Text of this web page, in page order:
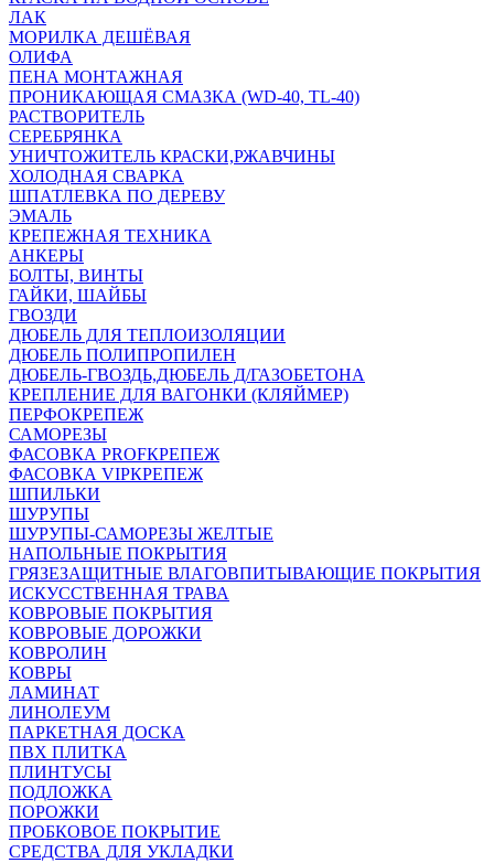
ЛАК
МОРИЛКА ДЕШЁВАЯ
ОЛИФА
ПЕНА МОНТАЖНАЯ
ПРОНИКАЮЩАЯ СМАЗКА (WD-40, TL-40)
РАСТВОРИТЕЛЬ
СЕРЕБРЯНКА
УНИЧТОЖИТЕЛЬ КРАСКИ,РЖАВЧИНЫ
ХОЛОДНАЯ СВАРКА
ШПАТЛЕВКА ПО ДЕРЕВУ
ЭМАЛЬ
КРЕПЕЖНАЯ ТЕХНИКА
АНКЕРЫ
БОЛТЫ, ВИНТЫ
ГАЙКИ, ШАЙБЫ
ГВОЗДИ
ДЮБЕЛЬ ДЛЯ ТЕПЛОИЗОЛЯЦИИ
ДЮБЕЛЬ ПОЛИПРОПИЛЕН
ДЮБЕЛЬ-ГВОЗДЬ,ДЮБЕЛЬ Д/ГАЗОБЕТОНА
КРЕПЛЕНИЕ ДЛЯ ВАГОНКИ (КЛЯЙМЕР)
ПЕРФОКРЕПЕЖ
САМОРЕЗЫ
ФАСОВКА PROFКРЕПЕЖ
ФАСОВКА VIPКРЕПЕЖ
ШПИЛЬКИ
ШУРУПЫ
ШУРУПЫ-САМОРЕЗЫ ЖЕЛТЫЕ
НАПОЛЬНЫЕ ПОКРЫТИЯ
ГРЯЗЕЗАЩИТНЫЕ ВЛАГОВПИТЫВАЮЩИЕ ПОКРЫТИЯ
ИСКУССТВЕННАЯ ТРАВА
КОВРОВЫЕ ПОКРЫТИЯ
КОВРОВЫЕ ДОРОЖКИ
КОВРОЛИН
КОВРЫ
ЛАМИНАТ
ЛИНОЛЕУМ
ПАРКЕТНАЯ ДОСКА
ПВХ ПЛИТКА
ПЛИНТУСЫ
ПОДЛОЖКА
ПОРОЖКИ
ПРОБКОВОЕ ПОКРЫТИЕ
СРЕДСТВА ДЛЯ УКЛАДКИ